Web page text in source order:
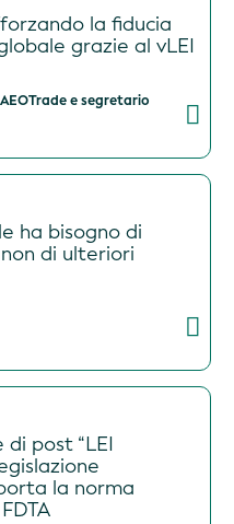
la fiducia
grazie al vLEI
e segretario
ha bisogno di
di ulteriori
post “LEI
la norma